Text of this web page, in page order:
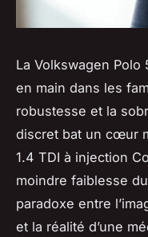
La Volkswagen
en main dans les
robustesse et la
discret bat un cœur
1.4 TDI à injection
moindre faiblesse
paradoxe entre
et la réalité d’une